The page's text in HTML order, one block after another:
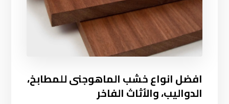
افضل انواع خشب الماهوجنى للمطابخ،
الدواليب، والأثاث الفاخر